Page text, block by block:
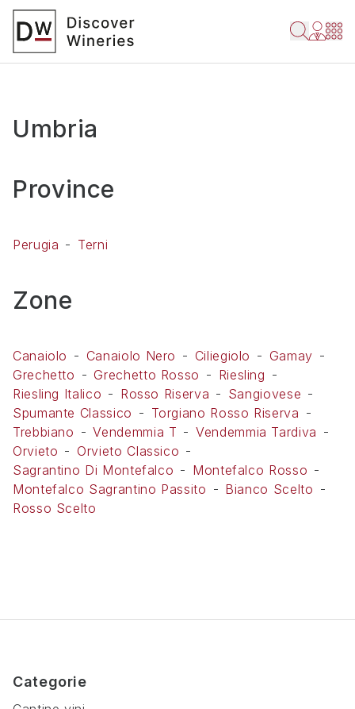
Umbria
Province
Perugia Terni
Zone
Canaiolo Canaiolo Nero Ciliegiolo
Gamay
Grechetto
Grechetto Rosso
Riesling
Riesling Italico
Rosso Riserva
Sangiovese
Spumante Classico
Torgiano Rosso Riserva
Trebbiano
Vendemmia T
Vendemmia Tardiva
Orvieto
Orvieto Classico
Sagrantino Di Montefalco
Montefalco Rosso
Montefalco Sagrantino Passito
Bianco Scelto
Rosso Scelto
Categorie